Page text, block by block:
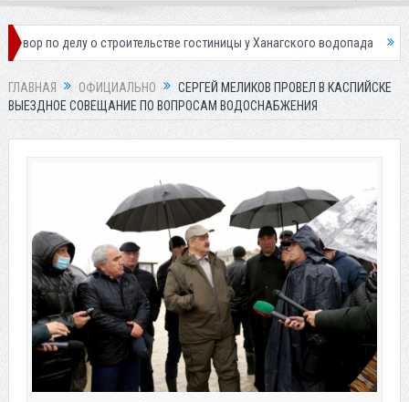
о строительстве гостиницы у Ханагского водопада Власти
ГЛАВНАЯ ОФИЦИАЛЬНО
СЕРГЕЙ МЕЛИКОВ ПРОВЕЛ В КАСПИЙСКЕ
ВЫЕЗДНОЕ СОВЕЩАНИЕ ПО ВОПРОСАМ ВОДОСНАБЖЕНИЯ